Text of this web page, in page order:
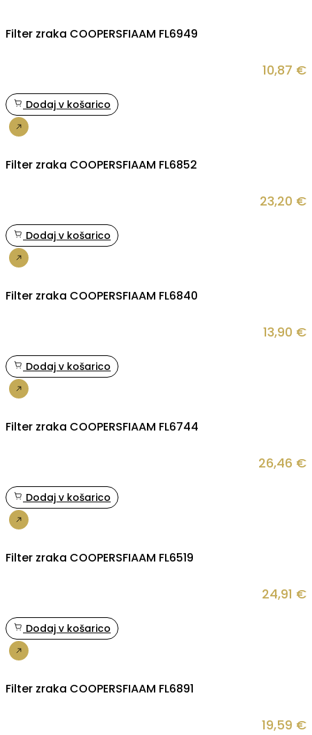
Filter zraka COOPERSFIAAM FL6949
10,87 €
Dodaj v košarico
Filter zraka COOPERSFIAAM FL6852
23,20 €
Dodaj v košarico
Filter zraka COOPERSFIAAM FL6840
13,90 €
Dodaj v košarico
Filter zraka COOPERSFIAAM FL6744
26,46 €
Dodaj v košarico
Filter zraka COOPERSFIAAM FL6519
24,91 €
Dodaj v košarico
Filter zraka COOPERSFIAAM FL6891
19,59 €